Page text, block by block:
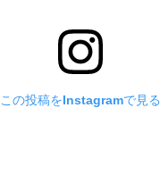
この投稿をInstagramで見る